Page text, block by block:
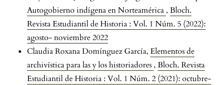
Autogobierno indígena en Norteamérica , Bloch.
Revista Estudiantil de Historia : Vol. 1 Núm. 5 (2022):
agosto- noviembre 2022
Claudia Roxana Domínguez García, Elementos de
archivística para las y los historiadores , Bloch. Revista
Estudiantil de Historia : Vol. 1 Núm. 2 (2021): octubre-